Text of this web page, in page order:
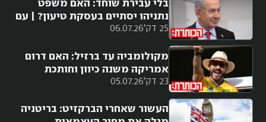
25 דק' 06.07.26
בלי עבירת שוחד: האם משפט
נתניהו יסתיים בעסקת טיעון? | עם
נטעאל בנדל
23 דק' 05.07.26
מקולומביה עד ברזיל: האם דרום
אמריקה משנה כיוון וחותכת
ימינה?
העשור שאחרי הברקזיט: בריטניה